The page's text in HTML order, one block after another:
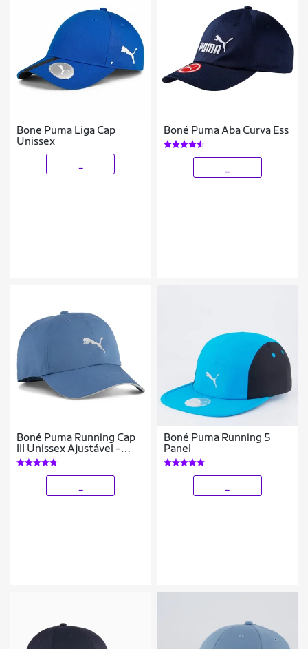
Bone Puma Liga Cap
Unissex
Boné Puma Aba Curva Ess
Boné Puma Running Cap
III Unissex Ajustável -
Azul
Boné Puma Running 5
Panel